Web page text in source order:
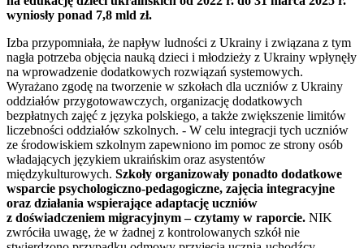
wyniosły ponad 7,8 mld zł.
Izba przypomniała, że napływ ludności z Ukrainy i związana z tym
nagła potrzeba objęcia nauką dzieci i młodzieży z Ukrainy wpłynęły
na wprowadzenie dodatkowych rozwiązań systemowych.
Wyrażano zgodę na tworzenie w szkołach dla uczniów z Ukrainy
oddziałów przygotowawczych, organizację dodatkowych
bezpłatnych zajęć z języka polskiego, a także zwiększenie limitów
liczebności oddziałów szkolnych. - W celu integracji tych uczniów
ze środowiskiem szkolnym zapewniono im pomoc ze strony osób
władających językiem ukraińskim oraz asystentów
międzykulturowych. Szkoły organizowały ponadto dodatkowe
wsparcie psychologiczno-pedagogiczne, zajęcia integracyjne
oraz działania wspierające adaptację uczniów
z doświadczeniem migracyjnym – czytamy w raporcie. NIK
zwróciła uwagę, że w żadnej z kontrolowanych szkół nie